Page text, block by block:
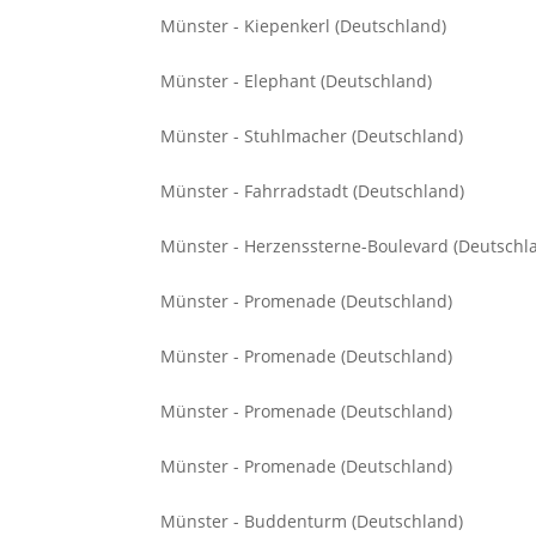
Münster - Kiepenkerl (Deutschland)
Münster - Elephant (Deutschland)
Münster - Stuhlmacher (Deutschland)
Münster - Fahrradstadt (Deutschland)
Münster - Herzenssterne-Boulevard
Münster - Promenade (Deutschland)
Münster - Promenade (Deutschland)
Münster - Promenade (Deutschland)
Münster - Promenade (Deutschland)
Münster - Buddenturm (Deutschland)